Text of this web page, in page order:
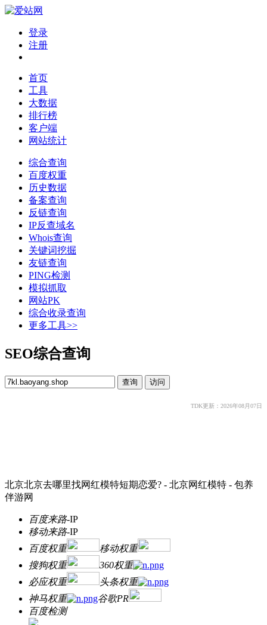
登录
注册
首页
工具
大数据
排行榜
客户端
网站统计
综合查询
百度权重
历史数据
备案查询
反链查询
IP反查域名
Whois查询
关键词挖掘
友链查询
PING检测
模拟抓取
网站PK
综合收录查询
更多工具>>
SEO综合查询
TDK更新：2026年08月07日
北京北京去哪里找网红模特短期恋爱? - 北京网红模特 - 包养
伴游网
百度来路-IP
移动来路-IP
百度权重
移动权重
搜狗权重
360权重
必应权重
头条权重
神马权重
谷歌PR
百度检测